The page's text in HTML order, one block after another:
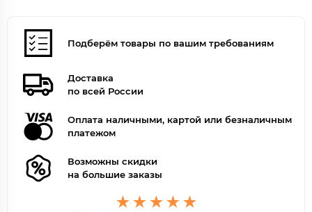
Подберём товары по вашим требованиям
Доставка
по всей России
Оплата наличными, картой или безналичным
платежом
Возможны скидки
на большие заказы